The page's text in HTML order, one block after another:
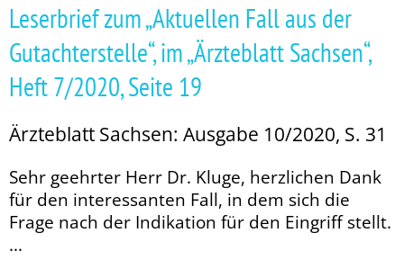
Leserbrief zum „Aktuellen Fall aus der
Gutachterstelle“, im „Ärzteblatt Sachsen“,
Heft 7/2020, Seite 19
Ärzteblatt Sachsen: Ausgabe 10/2020, S. 31
Sehr geehrter Herr Dr. Kluge, herzlichen Dank
für den interessanten Fall, in dem sich die
Frage nach der Indikation für den Eingriff stellt.
...